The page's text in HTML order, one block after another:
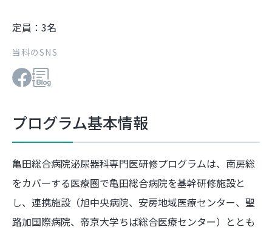
定員：3名
当科のSNS
プログラム基本情報
亀田総合病院泌尿器科専門医研修プログラムは、南房総
をカバーする医療圏で亀田総合病院を基幹研修施設と
し、連携施設（旭中央病院、安房地域医療センター、聖
路加国際病院、帝京大学ちば総合医療センター）ととも